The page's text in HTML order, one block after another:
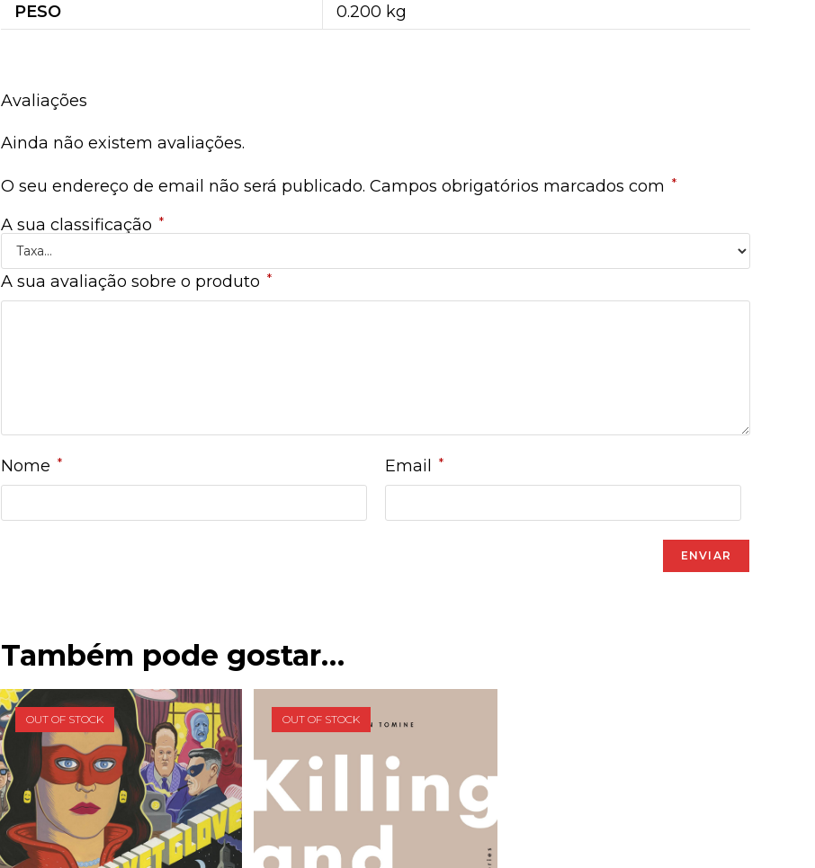
PESO 0.200 kg
Avaliações
Ainda não existem avaliações.
O seu endereço de email não será publicado. Campos obrigatórios marcados com *
A sua classificação *
A sua avaliação sobre o produto *
Nome * Email *
Também pode gostar…
OUT OF STOCK OUT OF STOCK